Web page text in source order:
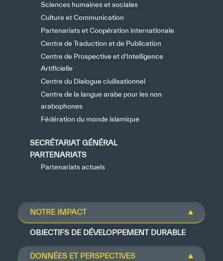
Sciences humaines et sociales
Culture et Communication
Partenariats et Coopération internationale
Centre de Traduction et de Publication
Centre de Prospective et d’Intelligence
Artificielle
Centre du Dialogue civilisationnel
Centre de la langue arabe pour les non
arabophones
Fédération du monde islamique
SECRÉTARIAT GÉNÉRAL
PARTENARIATS
Partenariats actuels
NOTRE IMPACT
OBJECTIFS DE DÉVELOPPEMENT DURABLE
DONNÉES ET PERSPECTIVES